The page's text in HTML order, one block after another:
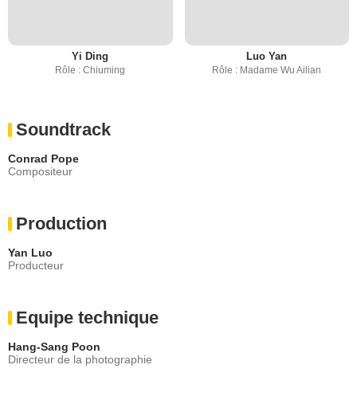
Yi Ding
Rôle : Chiuming
Luo Yan
Rôle : Madame Wu Ailian
Soundtrack
Conrad Pope
Compositeur
Production
Yan Luo
Producteur
Equipe technique
Hang-Sang Poon
Directeur de la photographie